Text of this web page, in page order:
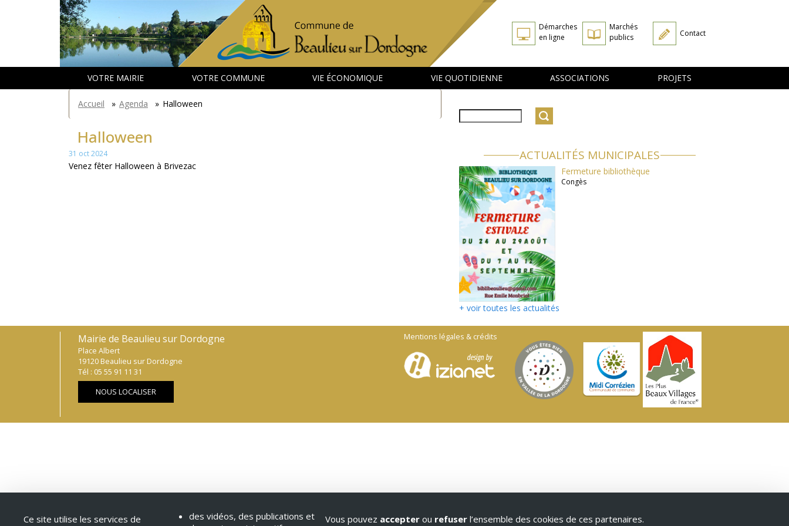
Démarches
en ligne
Marchés
publics
Contact
VOTRE MAIRIE VOTRE COMMUNE VIE ÉCONOMIQUE VIE QUOTIDIENNE ASSOCIATIONS PROJETS
You
are
here
Accueil » Agenda » Halloween
Halloween
31 oct 2024
Venez fêter Halloween à Brivezac
ACTUALITÉS MUNICIPALES
Fermeture bibliothèque
Congès
+ voir toutes les actualités
Mairie de Beaulieu sur Dordogne
Place Albert
19120 Beaulieu sur Dordogne
Tél : 05 55 91 11 31
NOUS LOCALISER
Mentions légales & crédits
Panneau de gestion des cookies
Ce site utilise les services de
des vidéos, des publications et
Vous pouvez accepter ou refuser l’ensemble des cookies de ces partenaires.